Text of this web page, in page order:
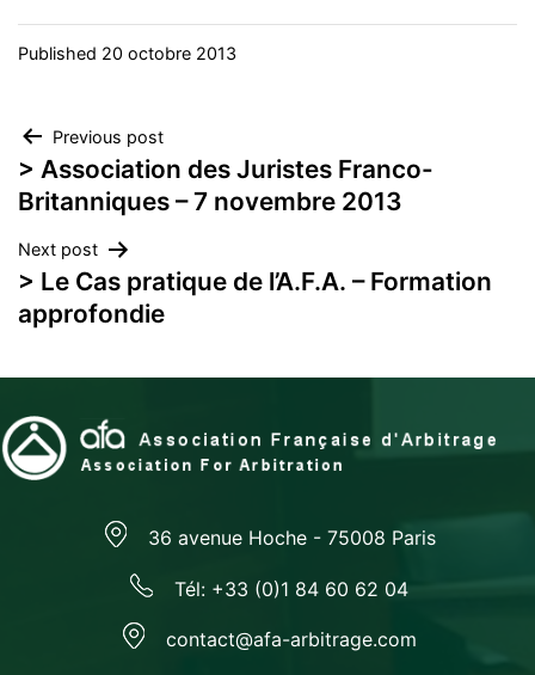
Published 20 octobre 2013
Navigation
de
l’article
Previous post
> Association des Juristes Franco-
Britanniques – 7 novembre 2013
Next post
> Le Cas pratique de l’A.F.A. – Formation
approfondie
36 avenue Hoche - 75008 Paris
Tél: +33 (0)1 84 60 62 04
contact@afa-arbitrage.com